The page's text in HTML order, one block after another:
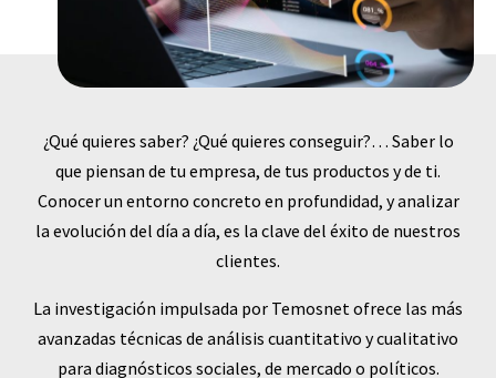
¿Qué quieres saber? ¿Qué quieres conseguir?… Saber lo
que piensan de tu empresa, de tus productos y de ti.
Conocer un entorno concreto en profundidad, y analizar
la evolución del día a día, es la clave del éxito de nuestros
clientes.
La investigación impulsada por Temosnet ofrece las más
avanzadas técnicas de análisis cuantitativo y cualitativo
para diagnósticos sociales, de mercado o políticos.